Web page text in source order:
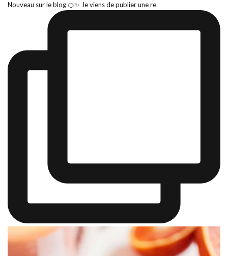
Nouveau sur le blog 🍊✨ Je viens de publier une re